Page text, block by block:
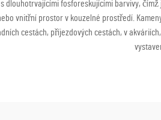
dlouhotrvajícími fosforeskujícími barvivy,
vnitřní prostor v kouzelné prostředí.
cestách, příjezdových cestách, v